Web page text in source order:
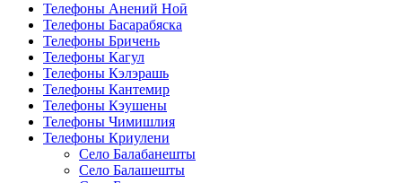
Телефоны Анений Ноӣ
Телефоны Басарабяска
Телефоны Бричень
Телефоны Кагул
Телефоны Кэлэрашь
Телефоны Кантемир
Телефоны Кэушены
Телефоны Чимишлия
Телефоны Криулени
Село Балабанешты
Село Балашешты